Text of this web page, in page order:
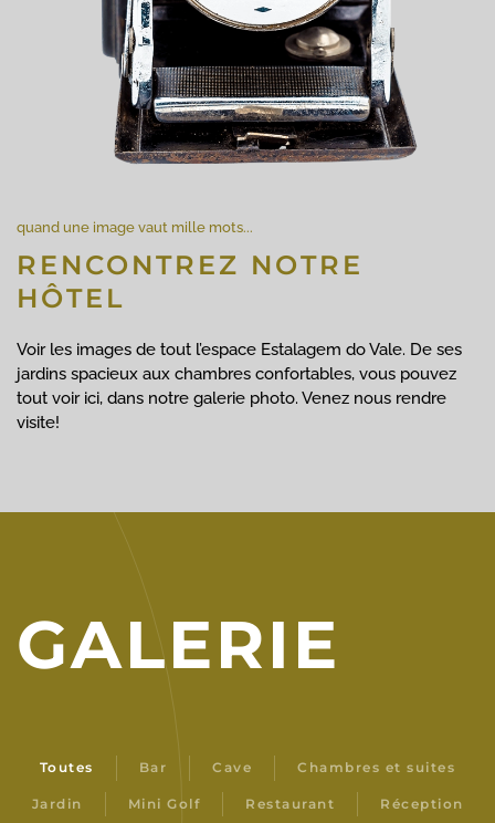
quand une image vaut mille mots...
RENCONTREZ NOTRE
HÔTEL
Voir les images de tout l’espace Estalagem do Vale. De ses
jardins spacieux aux chambres confortables, vous pouvez
tout voir ici, dans notre galerie photo. Venez nous rendre
visite!
GALERIE
Toutes Bar Cave Chambres et suites
Jardin Mini Golf Restaurant Réception